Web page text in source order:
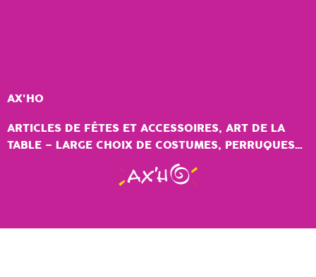
AX'HO
ARTICLES DE FÊTES ET ACCESSOIRES, ART DE LA
TABLE – LARGE CHOIX DE COSTUMES, PERRUQUES…